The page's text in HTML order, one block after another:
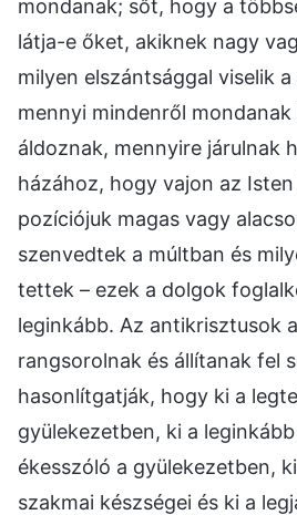
mondanak; sőt, hogy a
látja-e őket, akiknek nagy
milyen elszántsággal viselik
mennyi mindenről mondanak
áldoznak, mennyire járulnak
házához, hogy vajon az
pozíciójuk magas vagy
szenvedtek a múltban és
tettek – ezek a dolgok
leginkább. Az antikrisztusok
rangsorolnak és állítanak fel
hasonlítgatják, hogy ki a
gyülekezetben, ki a
ékesszóló a gyülekezetben,
szakmai készségei és ki a